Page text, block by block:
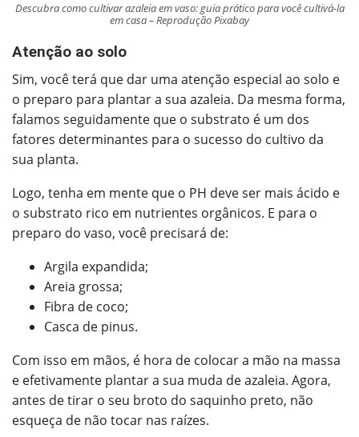
Descubra como cultivar azaleia em vaso: guia prático para você cultivá-la
em casa – Reprodução Pixabay
Atenção ao solo
Sim, você terá que dar uma atenção especial ao solo e
o preparo para plantar a sua azaleia. Da mesma forma,
falamos seguidamente que o substrato é um dos
fatores determinantes para o sucesso do cultivo da
sua planta.
Logo, tenha em mente que o PH deve ser mais ácido e
o substrato rico em nutrientes orgânicos. E para o
preparo do vaso, você precisará de:
Argila expandida;
Areia grossa;
Fibra de coco;
Casca de pinus.
Com isso em mãos, é hora de colocar a mão na massa
e efetivamente plantar a sua muda de azaleia. Agora,
antes de tirar o seu broto do saquinho preto, não
esqueça de não tocar nas raízes.